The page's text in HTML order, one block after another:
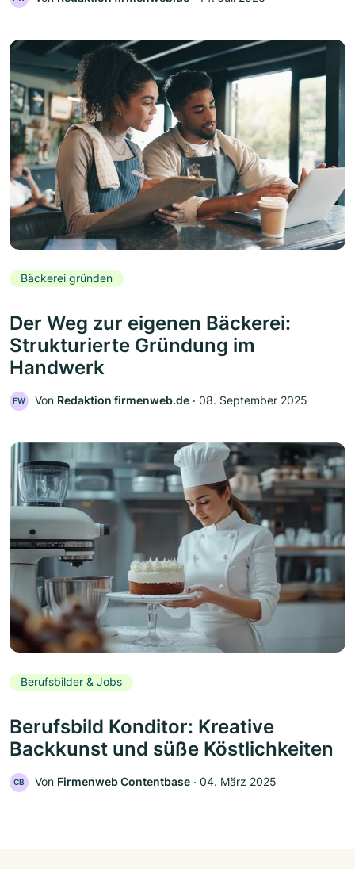
Bäckerei gründen
Der Weg zur eigenen Bäckerei:
Strukturierte Gründung im
Handwerk
FW Von Redaktion firmenweb.de ‧ 08. September 2025
Berufsbilder & Jobs
Berufsbild Konditor: Kreative
Backkunst und süße Köstlichkeiten
CB Von Firmenweb Contentbase ‧ 04. März 2025